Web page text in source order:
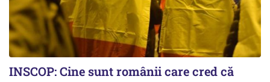
INSCOP: Cine sunt românii care cred că